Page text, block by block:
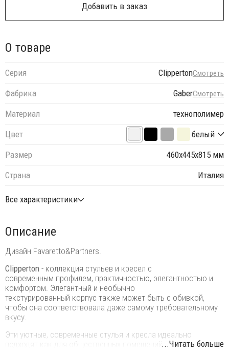
Добавить в заказ
О товаре
Серия ClippertonСмотреть
Фабрика GaberСмотреть
Материал
технополимер
Цвет
белый
Размер
460х445х815 мм
Страна
Италия
Все характеристики
Описание
Дизайн Favaretto&Partners.
Clipperton - коллекция стульев и кресел с
современным профилем, практичностью, элегантностью и
комфортом. Элегантный и необычно
текстурированный корпус также может быть с обивкой,
чтобы она соответствовала даже самому требовательному
вкусу.
Эти уютные, современные стулья и кресла идеально
подходят как для общественных помещений, таких как
...Читать больше